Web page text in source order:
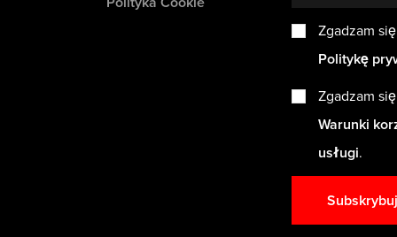
Zgadzam
Politykę
Zgadzam
Warunki
usługi.
Subskrybuj